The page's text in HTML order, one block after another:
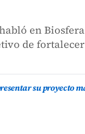
en
de
su proyecto